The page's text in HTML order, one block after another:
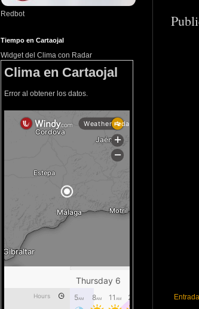
Redbot
Tiempo en Cartaojal
Widget del Clima con Radar
Clima en Cartaojal
Error al obtener los datos.